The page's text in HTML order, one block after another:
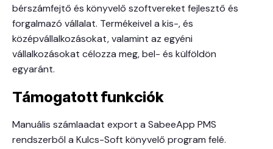
bérszámfejtő és könyvelő szoftvereket fejlesztő és
forgalmazó vállalat. Termékeivel a kis-, és
középvállalkozásokat, valamint az egyéni
vállalkozásokat célozza meg, bel- és külföldön
egyaránt.
Támogatott funkciók
Manuális számlaadat export a SabeeApp PMS
rendszerből a Kulcs-Soft könyvelő program felé.